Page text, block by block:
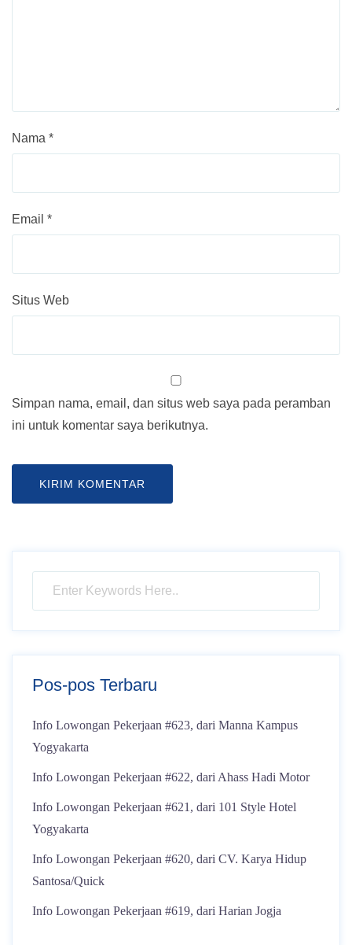
Nama *
Email *
Situs Web
Simpan nama, email, dan situs web saya pada peramban
ini untuk komentar saya berikutnya.
Pos-pos Terbaru
Info Lowongan Pekerjaan #623, dari Manna Kampus
Yogyakarta
Info Lowongan Pekerjaan #622, dari Ahass Hadi Motor
Info Lowongan Pekerjaan #621, dari 101 Style Hotel
Yogyakarta
Info Lowongan Pekerjaan #620, dari CV. Karya Hidup
Santosa/Quick
Info Lowongan Pekerjaan #619, dari Harian Jogja